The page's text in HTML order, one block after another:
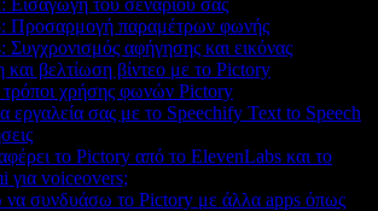
Προσαρμογή παραμέτρων φωνής
αφήγησης και εικόνας
και βελτίωση βίντεο με το Pictory
τρόποι χρήσης φωνών Pictory
εργαλεία σας με το Speechify Text to Speech
το Pictory από το ElevenLabs και το
για voiceovers;
συνδυάσω το Pictory με άλλα apps όπως